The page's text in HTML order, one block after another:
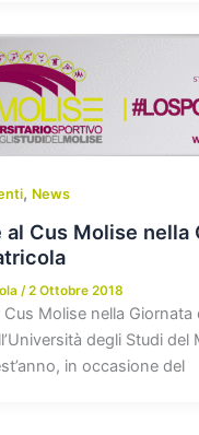
, News
al Cus Molise nella
/2 Ottobre 2018
Cus Molise nella Giornata
degli Studi del
in occasione del